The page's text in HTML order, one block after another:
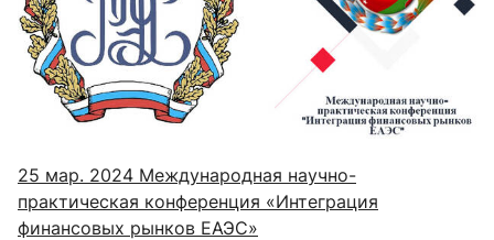
25 мар. 2024 Международная научно-
практическая конференция «Интеграция
финансовых рынков ЕАЭС»